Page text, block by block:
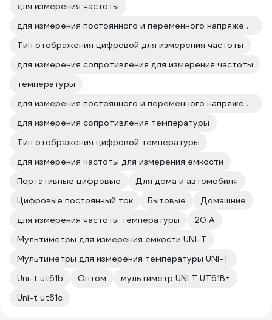
для измерения частоты
для измерения постоянного и переменного напряжения для измерения частоты
Тип отображения цифровой для измерения частоты
для измерения сопротивления для измерения частоты
температуры
для измерения постоянного и переменного напряжения температуры
для измерения сопротивления температуры
Тип отображения цифровой температуры
для измерения частоты для измерения емкости
Портативные цифровые
Для дома и автомобиля
Цифровые постоянный ток
Бытовые
Домашние
для измерения частоты температуры
20 А
Мультиметры для измерения емкости UNI-T
Мультиметры для измерения температуры UNI-T
Uni-t ut61b
Оптом
мультиметр UNI T UT61B+
Uni-t ut61c